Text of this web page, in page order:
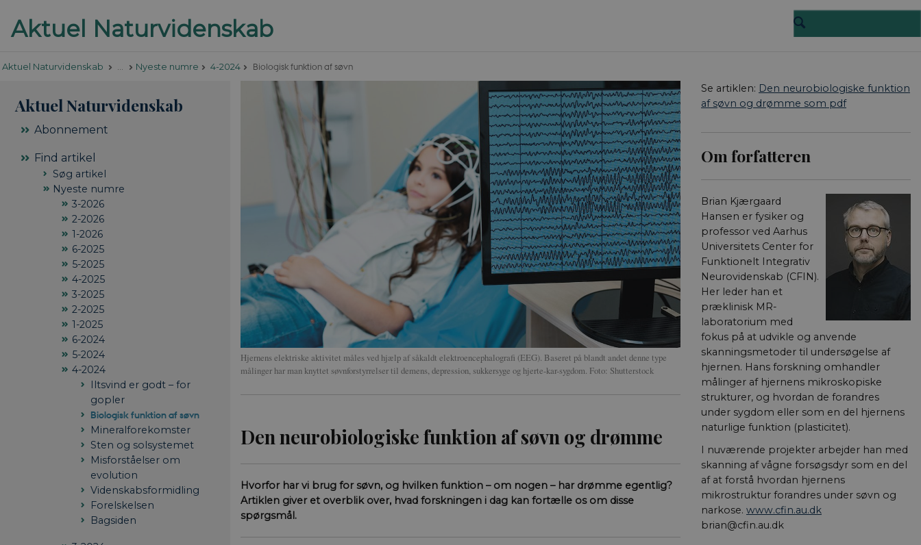
Aktuel Naturvidenskab … Nyeste numre 4-2024 Biologisk funktion af søvn
Aktuel Naturvidenskab
Abonnement
Find artikel
Søg artikel
Nyeste numre
3-2026
2-2026
1-2026
6-2025
5-2025
4-2025
3-2025
2-2025
1-2025
6-2024
5-2024
4-2024
Iltsvind er godt – for
gopler
Biologisk funktion af søvn
Mineralforekomster
Sten og solsystemet
Misforståelser om
evolution
Videnskabsformidling
Forelskelsen
Bagsiden
Hjernens elektriske aktivitet måles ved hjælp af såkaldt elektroencephalografi (EEG). Baseret på blandt andet denne type
målinger har man knyttet søvnforstyrrelser til demens, depression, sukkersyge og hjerte-kar-sygdom. Foto: Shutterstock
Den neurobiologiske funktion af søvn og drømme
Hvorfor har vi brug for søvn, og hvilken funktion – om nogen – har drømme egentlig?
Artiklen giver et overblik over, hvad forskningen i dag kan fortælle os om disse
spørgsmål.
Se artiklen: Den neurobiologiske funktion
af søvn og drømme som pdf
Om forfatteren
Brian Kjærgaard
Hansen er fysiker og
professor ved Aarhus
Universitets Center for
Funktionelt Integrativ
Neurovidenskab (CFIN).
Her leder han et
præklinisk MR-
laboratorium med
fokus på at udvikle og anvende
skanningsmetoder til undersøgelse af
hjernen. Hans forskning omhandler
målinger af hjernens mikroskopiske
strukturer, og hvordan de forandres
under sygdom eller som en del hjernens
naturlige funktion (plasticitet).
I nuværende projekter arbejder han med
skanning af vågne forsøgsdyr som en del
af at forstå hvordan hjernens
mikrostruktur forandres under søvn og
narkose. www.cfin.au.dk
brian@cfin.au.dk